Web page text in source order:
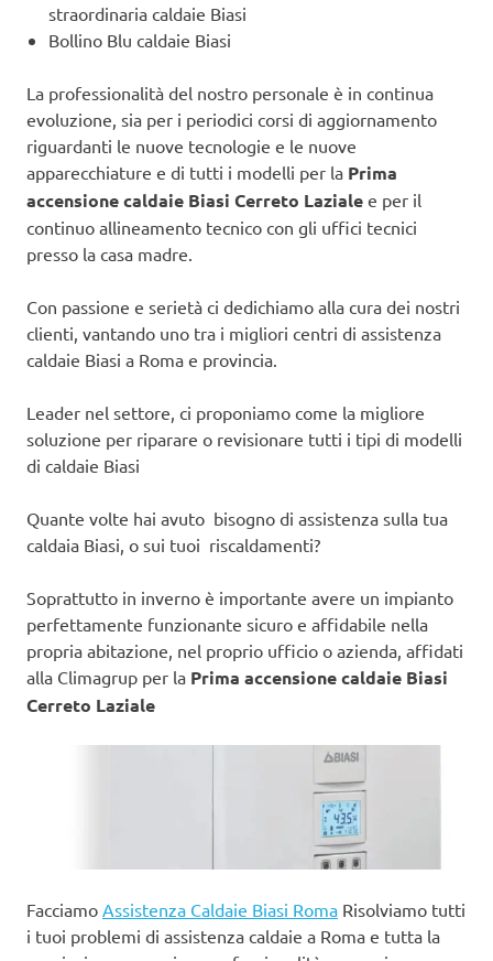
straordinaria caldaie Biasi
Bollino Blu caldaie Biasi
La professionalità del nostro personale è in continua
evoluzione, sia per i periodici corsi di aggiornamento
riguardanti le nuove tecnologie e le nuove
apparecchiature e di tutti i modelli per la Prima
accensione caldaie Biasi Cerreto Laziale e per il
continuo allineamento tecnico con gli uffici tecnici
presso la casa madre.
Con passione e serietà ci dedichiamo alla cura dei nostri
clienti, vantando uno tra i migliori centri di assistenza
caldaie Biasi a Roma e provincia.
Leader nel settore, ci proponiamo come la migliore
soluzione per riparare o revisionare tutti i tipi di modelli
di caldaie Biasi
Quante volte hai avuto bisogno di assistenza sulla tua
caldaia Biasi, o sui tuoi riscaldamenti?
Soprattutto in inverno è importante avere un impianto
perfettamente funzionante sicuro e affidabile nella
propria abitazione, nel proprio ufficio o azienda, affidati
alla Climagrup per la Prima accensione caldaie Biasi
Cerreto Laziale
Facciamo Assistenza Caldaie Biasi Roma Risolviamo tutti
i tuoi problemi di assistenza caldaie a Roma e tutta la